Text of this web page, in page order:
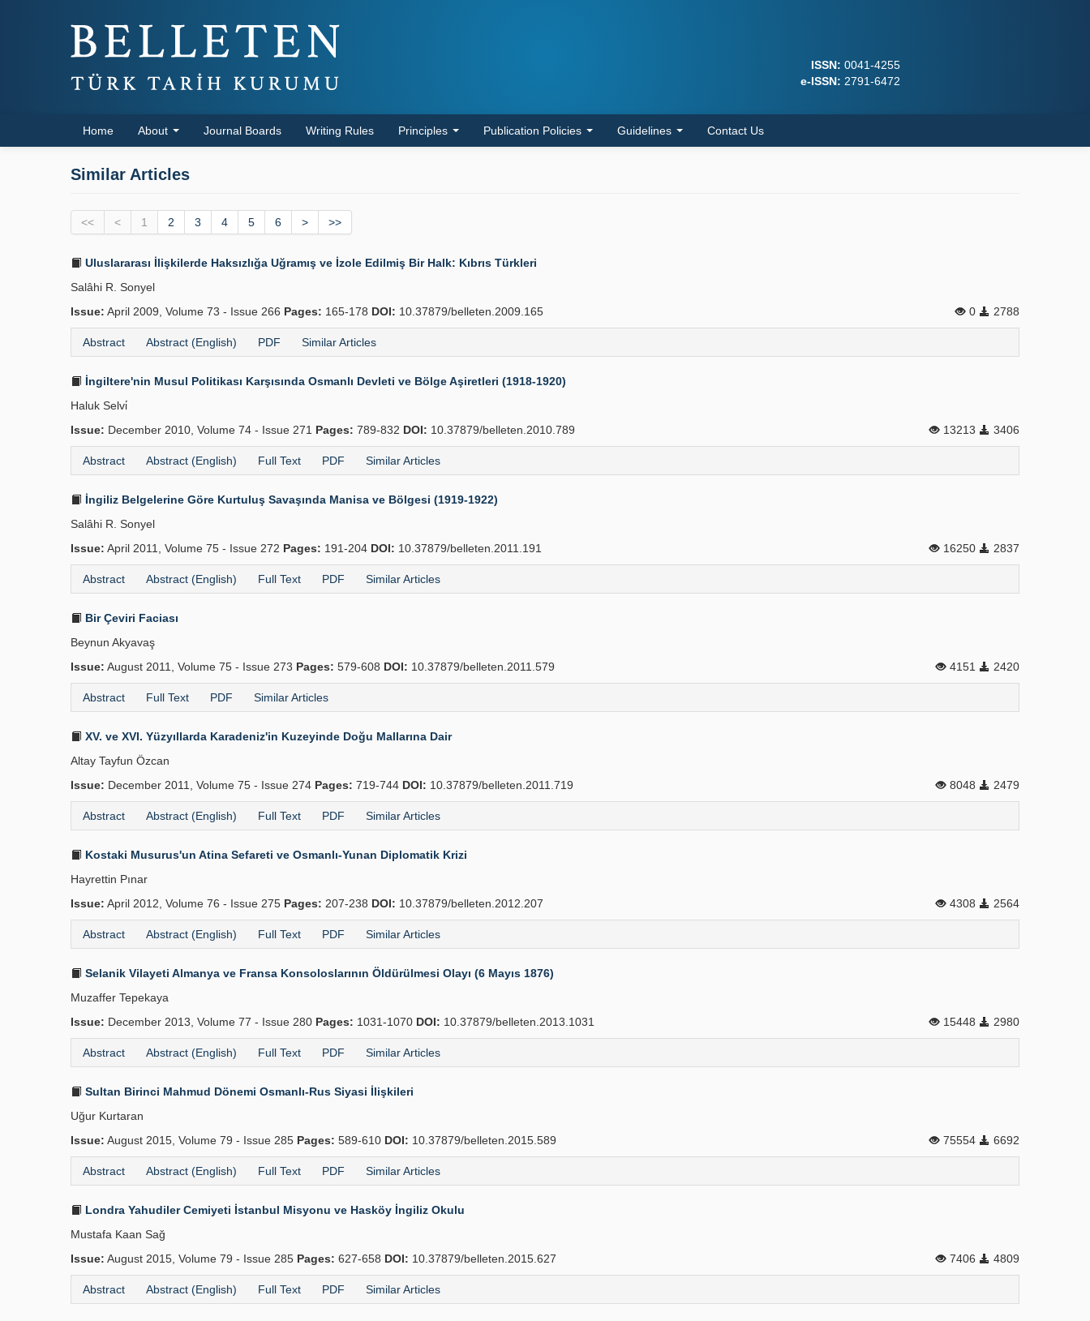
ISSN: 0041-4255
e-ISSN: 2791-6472
Home About Journal Boards Writing Rules Principles Publication Policies Guidelines Contact Us
Similar Articles
<< < 1 2 3 4 5 6 > >>
Uluslararası İlişkilerde Haksızlığa Uğramış ve İzole Edilmiş Bir Halk: Kıbrıs Türkleri
Salâhi R. Sonyel
Issue: April 2009, Volume 73 - Issue 266 Pages: 165-178 DOI: 10.37879/belleten.2009.165 0 2788
Abstract Abstract (English) PDF Similar Articles
İngiltere'nin Musul Politikası Karşısında Osmanlı Devleti ve Bölge Aşiretleri (1918-1920)
Haluk Selvi̇
Issue: December 2010, Volume 74 - Issue 271 Pages: 789-832 DOI: 10.37879/belleten.2010.789 13213 3406
Abstract Abstract (English) Full Text PDF Similar Articles
İngiliz Belgelerine Göre Kurtuluş Savaşında Manisa ve Bölgesi (1919-1922)
Salâhi R. Sonyel
Issue: April 2011, Volume 75 - Issue 272 Pages: 191-204 DOI: 10.37879/belleten.2011.191 16250 2837
Abstract Abstract (English) Full Text PDF Similar Articles
Bir Çeviri Faciası
Beynun Akyavaş
Issue: August 2011, Volume 75 - Issue 273 Pages: 579-608 DOI: 10.37879/belleten.2011.579 4151 2420
Abstract Full Text PDF Similar Articles
XV. ve XVI. Yüzyıllarda Karadeniz'in Kuzeyinde Doğu Mallarına Dair
Altay Tayfun Özcan
Issue: December 2011, Volume 75 - Issue 274 Pages: 719-744 DOI: 10.37879/belleten.2011.719 8048 2479
Abstract Abstract (English) Full Text PDF Similar Articles
Kostaki Musurus'un Atina Sefareti ve Osmanlı-Yunan Diplomatik Krizi
Hayrettin Pınar
Issue: April 2012, Volume 76 - Issue 275 Pages: 207-238 DOI: 10.37879/belleten.2012.207 4308 2564
Abstract Abstract (English) Full Text PDF Similar Articles
Selanik Vilayeti Almanya ve Fransa Kon­soloslarının Öldürülmesi Olayı (6 Mayıs 1876)
Muzaffer Tepekaya
Issue: December 2013, Volume 77 - Issue 280 Pages: 1031-1070 DOI: 10.37879/belleten.2013.1031 15448 2980
Abstract Abstract (English) Full Text PDF Similar Articles
Sultan Birinci Mahmud Dönemi Osmanlı-Rus Siyasi İlişkileri
Uğur Kurtaran
Issue: August 2015, Volume 79 - Issue 285 Pages: 589-610 DOI: 10.37879/belleten.2015.589 75554 6692
Abstract Abstract (English) Full Text PDF Similar Articles
Londra Yahudiler Cemiyeti İstanbul Misyonu ve Hasköy İngiliz Okulu
Mustafa Kaan Sağ
Issue: August 2015, Volume 79 - Issue 285 Pages: 627-658 DOI: 10.37879/belleten.2015.627 7406 4809
Abstract Abstract (English) Full Text PDF Similar Articles